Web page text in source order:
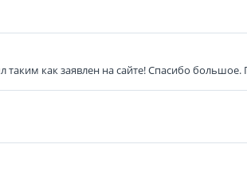
как заявлен на сайте! Спасибо